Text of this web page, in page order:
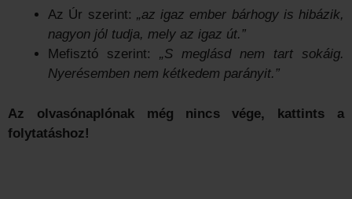
Az Úr szerint: „az igaz ember bárhogy is hibázik,
nagyon jól tudja, mely az igaz út.”
Mefisztó szerint: „S meglásd nem tart sokáig.
Nyerésemben nem kétkedem parányit.”
Az olvasónaplónak még nincs vége, kattints a
folytatáshoz!